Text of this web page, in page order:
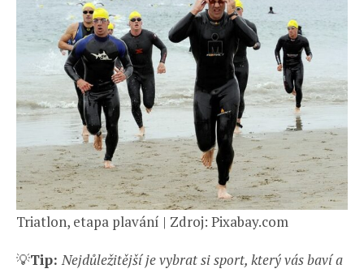
Triatlon, etapa plavání | Zdroj: Pixabay.com
💡Tip:Nejdůležitější je vybrat si sport, který vás baví a